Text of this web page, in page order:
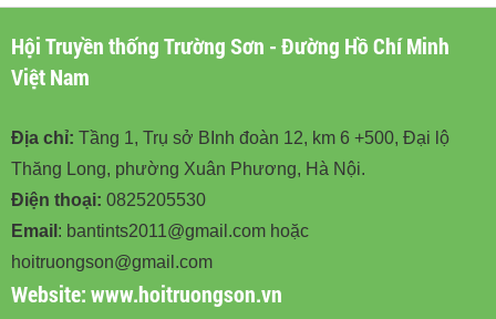
Hội Truyền thống Trường Sơn - Đường Hồ Chí Minh
Việt Nam
Địa chỉ: Tầng 1, Trụ sở BInh đoàn 12, km 6 +500, Đại lộ
Thăng Long, phường Xuân Phương, Hà Nội.
Điện thoại: 0825205530
Email : bantints2011@gmail.com hoặc
hoitruongson@gmail.com
Website:www.hoitruongson.vn